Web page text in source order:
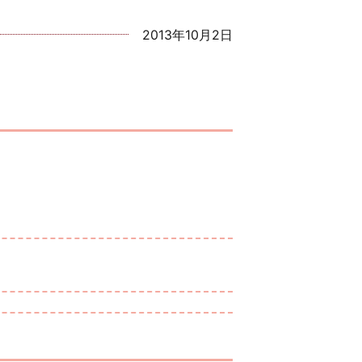
2013年10月2日